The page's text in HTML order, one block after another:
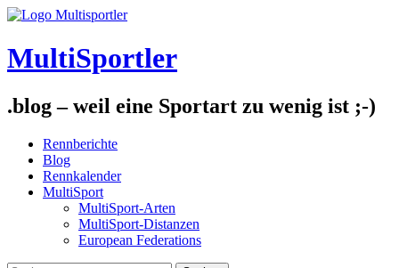
Skip
content
MultiSportler
.blog – weil eine Sportart zu wenig ist ;-)
Rennberichte
Blog
Rennkalender
MultiSport
MultiSport-Arten
MultiSport-Distanzen
European Federations